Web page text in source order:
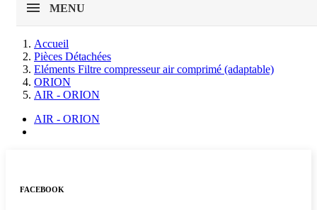
MENU
Accueil
Pièces Détachées
Eléments Filtre compresseur air comprimé (adaptable)
ORION
AIR - ORION
AIR - ORION
FACEBOOK